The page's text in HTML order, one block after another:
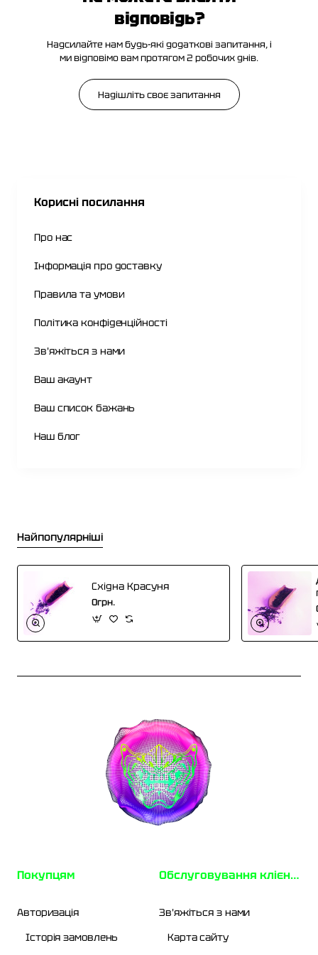
відповідь?
Надсилайте нам будь-які додаткові запитання, і
ми відповімо вам протягом 2 робочих днів.
Надішліть своє запитання
Корисні посилання
Про нас
Інформація про доставку
Правила та умови
Політика конфіденційності
Зв'яжіться з нами
Ваш акаунт
Ваш список бажань
Наш блог
Найпопулярніші
Східна Красуня
0грн.
Покупцям
Авторизація
Історія замовлень
Обслуговування клієнтів
Зв'яжіться з нами
Карта сайту